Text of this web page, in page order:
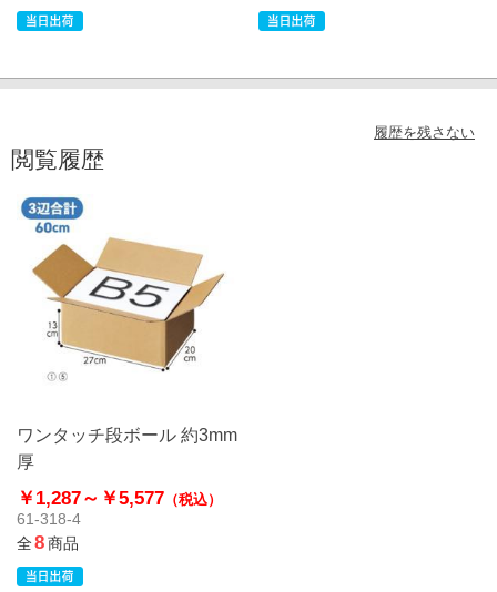
履歴を残さない
閲覧履歴
ワンタッチ段ボール 約3mm
厚
￥1,287～ ￥5,577 （税込）
61-318-4
全8商品